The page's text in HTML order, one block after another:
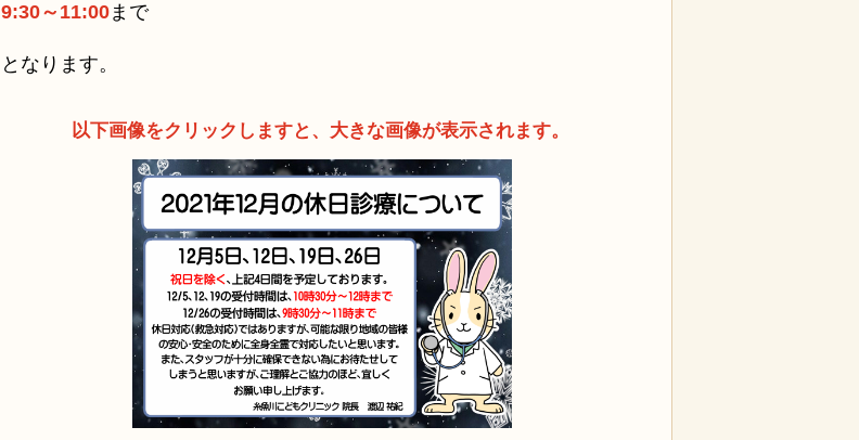
9:30～11:00まで
となります。
以下画像をクリックしますと、大きな画像が表示されます。